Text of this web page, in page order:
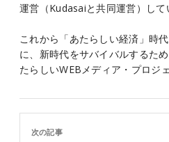
運営（Kudasaiと共同運営）して
これから「あたらしい経済」時
に、新時代をサバイバルするた
たらしいWEBメディア・プロジ
次の記事